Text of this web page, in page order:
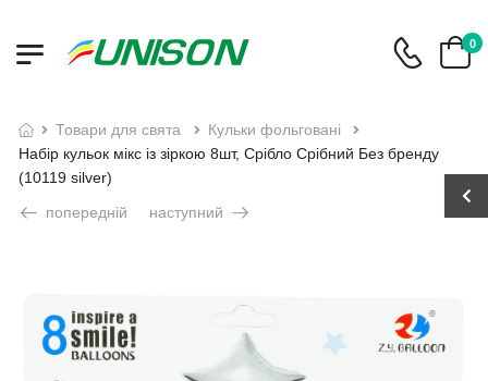
0
товари для свята
кульки фольговані
Набір кульок мікс із зіркою 8шт, Срібло Срібний Без бренду
(10119 silver)
попередній
наступний